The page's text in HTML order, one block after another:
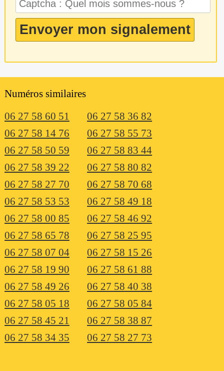
Numéros similaires
06 27 58 60 51
06 27 58 36 82
06 27 58 14 76
06 27 58 55 73
06 27 58 50 59
06 27 58 83 44
06 27 58 39 22
06 27 58 80 82
06 27 58 27 70
06 27 58 70 68
06 27 58 53 53
06 27 58 49 18
06 27 58 00 85
06 27 58 46 92
06 27 58 65 78
06 27 58 25 95
06 27 58 07 04
06 27 58 15 26
06 27 58 19 90
06 27 58 61 88
06 27 58 49 26
06 27 58 40 38
06 27 58 05 18
06 27 58 05 84
06 27 58 45 21
06 27 58 38 87
06 27 58 34 35
06 27 58 27 73